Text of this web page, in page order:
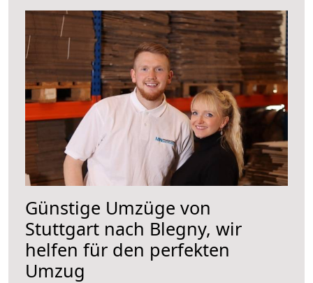
Günstige Umzüge von
Stuttgart nach Blegny, wir
helfen für den perfekten
Umzug